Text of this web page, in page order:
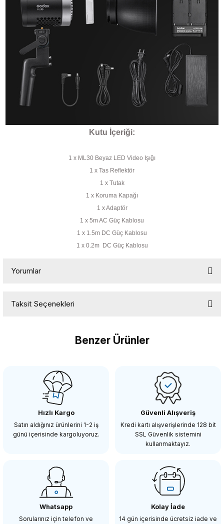
Kutu İçeriği:
1 x ML30 Beyaz LED Video Işığı
1 x Tas Reflektör
1 x Tutak
1 x Koruma Kapağı
1 x Adaptör
1 x 5m AC Güç Kablosu
1 x 1.5m DC Güç Kablosu
1 x 0.2m DC Güç Kablosu
Yorumlar
Yorum Yaz
Taksit Seçenekleri
Benzer Ürünler
Andoer DL150 (150watt) Video Çekim Işığı
9.630,67 TL
SHUN YI KY-BK0811 150Watt Beyaz Video Işığı
Hızlı Kargo
Satın aldığınız ürünlerini 1-2 iş
günü içerisinde kargoluyoruz.
Güvenli Alışveriş
Kredi kartı alışverişlerinde 128 bit
SSL Güvenlik sistemini
kullanmaktayız.
Whatsapp
Sorularınız için telefon ve
Kolay İade
14 gün içerisinde ücretsiz iade ve